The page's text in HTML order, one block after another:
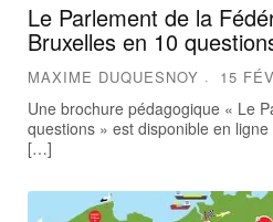
Le Parlement de la
Bruxelles en 10
MAXIME DUQUESNOY 15
Une brochure pédagogique « Le
questions » est disponible en
[…]